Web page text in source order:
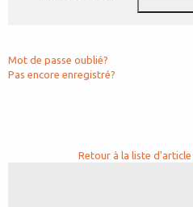
Mot de passe oublié?
Pas encore enregistré?
Retour à la liste d'article